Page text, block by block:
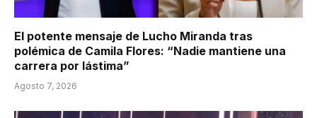
El potente mensaje de Lucho Miranda tras
polémica de Camila Flores: “Nadie mantiene una
carrera por lástima”
Agosto 7, 2026